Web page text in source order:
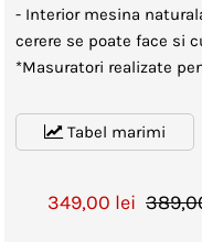
- Interior mesina
cerere se poate face si
*Masuratori realizate
Tabel marimi
349,00 lei